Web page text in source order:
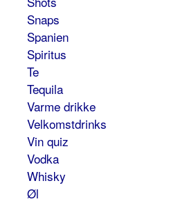
Snaps
Spanien
Spiritus
Te
Tequila
Varme drikke
Velkomstdrinks
Vin quiz
Vodka
Whisky
Øl